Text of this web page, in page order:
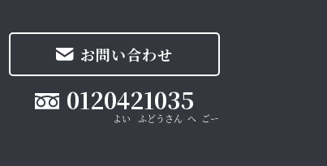
お問い合わせ
0120421035